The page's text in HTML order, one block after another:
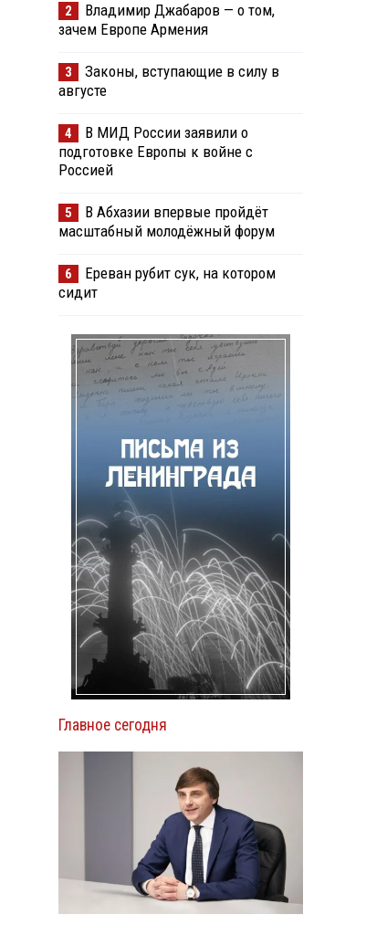
2
Владимир Джабаров — о том,
зачем Европе Армения
3
Законы, вступающие в силу в
августе
4
В МИД России заявили о
подготовке Европы к войне с
Россией
5
В Абхазии впервые пройдёт
масштабный молодёжный форум
6
Ереван рубит сук, на котором
сидит
Главное сегодня